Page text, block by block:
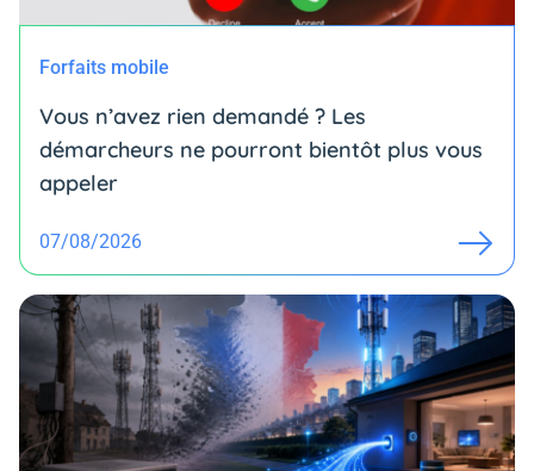
Forfaits mobile
Vous n’avez rien demandé ? Les
démarcheurs ne pourront bientôt plus vous
appeler
07/08/2026